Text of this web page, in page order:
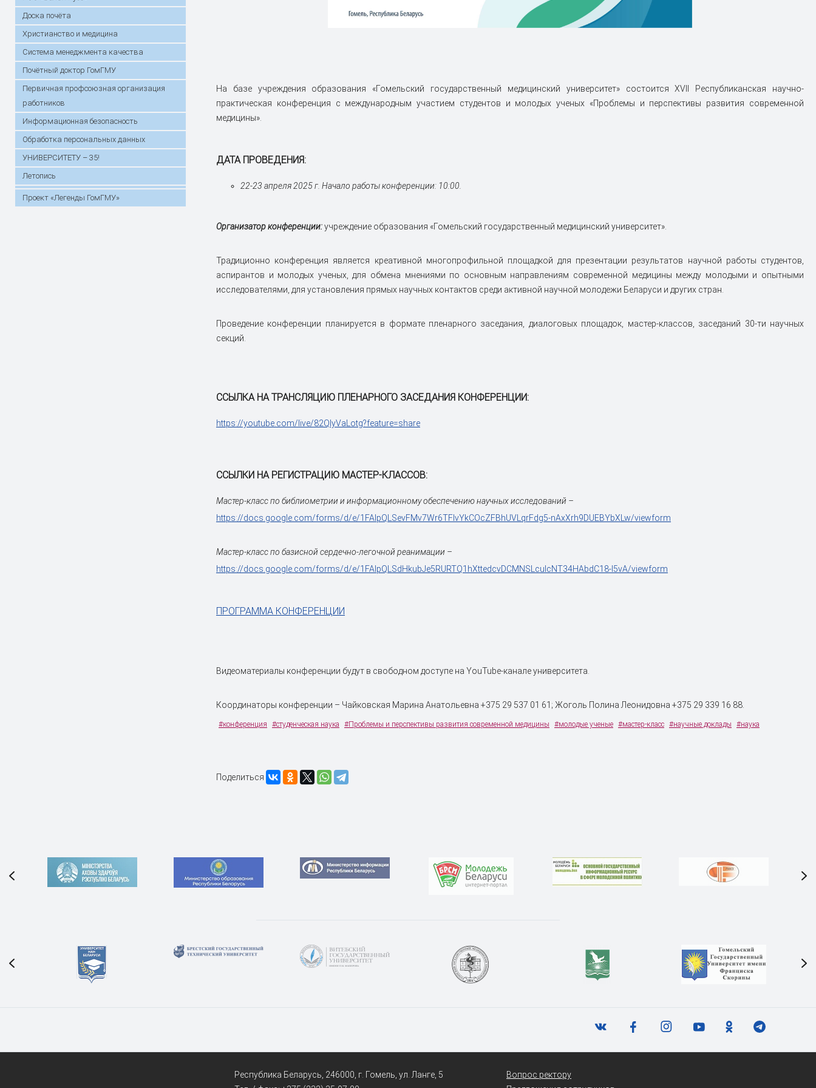
Доска почёта
Христианство и медицина
Система менеджмента качества
Почётный доктор ГомГМУ
Первичная профсоюзная организация
работников
Информационная безопасность
Обработка персональных данных
УНИВЕРСИТЕТУ – 35!
Летопись
Проект «Легенды ГомГМУ»
На базе учреждения образования «Гомельский государственный медицинский университет» состоится XVII Республиканская научно-
практическая конференция с международным участием студентов и молодых ученых «Проблемы и перспективы развития современной
медицины».
ДАТА ПРОВЕДЕНИЯ:
22-23 апреля 2025 г. Начало работы конференции: 10:00.
Организатор конференции:учреждение образования «Гомельский государственный медицинский университет».
Традиционно конференция является креативной многопрофильной площадкой для презентации результатов научной работы студентов,
аспирантов и молодых ученых, для обмена мнениями по основным направлениям современной медицины между молодыми и опытными
исследователями, для установления прямых научных контактов среди активной научной молодежи Беларуси и других стран.
Проведение конференции планируется в формате пленарного заседания, диалоговых площадок, мастер-классов, заседаний 30-ти научных
секций.
ССЫЛКА НА ТРАНСЛЯЦИЮ ПЛЕНАРНОГО ЗАСЕДАНИЯ КОНФЕРЕНЦИИ:
https://youtube.com/live/82QlyVaLotg?feature=share
ССЫЛКИ НА РЕГИСТРАЦИЮ МАСТЕР-КЛАССОВ:
Мастер-класс по библиометрии и информационному обеспечению научных исследований –
https://docs.google.com/forms/d/e/1FAIpQLSevFMv7Wr6TFlvYkCOcZFBhUVLqrFdg5-nAxXrh9DUEBYbXLw/viewform
Мастер-класс по базисной сердечно-легочной реанимации –
https://docs.google.com/forms/d/e/1FAIpQLSdHkubJe5RURTQ1hXttedcvDCMNSLcuIcNT34HAbdC18-I5vA/viewform
ПРОГРАММА КОНФЕРЕНЦИИ
Видеоматериалы конференции будут в свободном доступе на YouTube-канале университета.
Координаторы конференции – Чайковская Марина Анатольевна +375 29 537 01 61; Жоголь Полина Леонидовна +375 29 339 16 88.
#конференция #студенческая наука #Проблемы и перспективы развития современной медицины #молодые ученые #мастер-класс #научные доклады #наука
Поделиться
Республика Беларусь, 246000, г. Гомель, ул. Ланге, 5
Вопрос ректору